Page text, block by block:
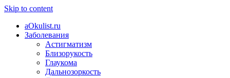
Skip to content
aOkulist.ru
Заболевания
Астигматизм
Близорукость
Глаукома
Дальнозоркость